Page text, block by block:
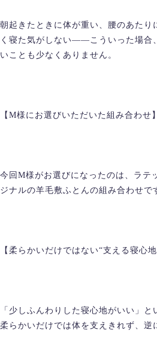
朝起きたときに体が重い、腰のあたり
く寝た気がしない――こういった場合
いことも少なくありません。
【M様にお選びいただいた組み合わせ】
今回M様がお選びになったのは、ラテ
ジナルの羊毛敷ふとんの組み合わせで
【柔らかいだけではない“支える寝心地
「少しふんわりした寝心地がいい」
柔らかいだけでは体を支えきれず、逆